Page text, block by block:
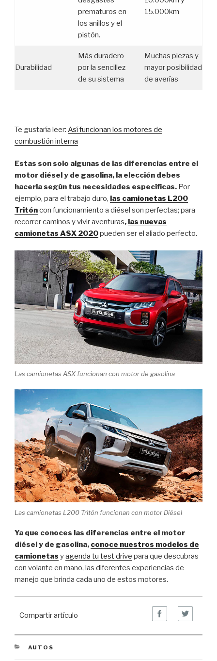
prematuros en
los anillos y el
pistón.
15.000km
Durabilidad
Más duradero
por la sencillez
de su sistema
Muchas piezas y
mayor posibilidad
de averías
Te gustaría leer: Así funcionan los motores de
combustión interna
Estas son solo algunas de las diferencias entre el
motor diésel y de gasolina, la elección debes
hacerla según tus necesidades específicas. Por
ejemplo, para el trabajo duro, las camionetas L200
Tritóncon funcionamiento a diésel son perfectas; para
recorrer caminos y vivir aventuras, las nuevas
camionetas ASX 2020pueden ser el aliado perfecto.
Las camionetas ASX funcionan con motor de gasolina
Las camionetas L200 Tritón funcionan con motor Diésel
Ya que conoces las diferencias entre el motor
diésel y de gasolina, conoce nuestros modelos de
camionetas yagenda tu test drive para que descubras
con volante en mano, las diferentes experiencias de
manejo que brinda cada uno de estos motores.
Compartir artículo
CATEGORIES
AUTOS